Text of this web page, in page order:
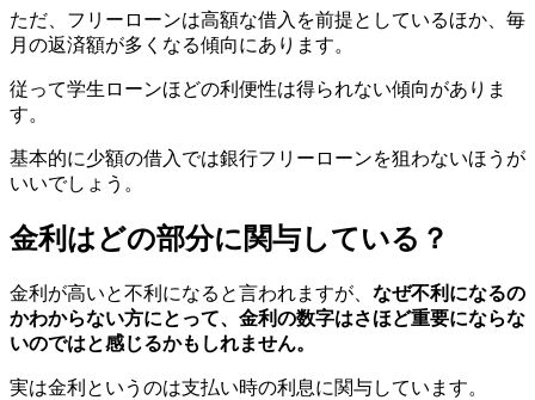
ただ、フリーローンは高額な借入を前提としているほか、毎
月の返済額が多くなる傾向にあります。
従って学生ローンほどの利便性は得られない傾向がありま
す。
基本的に少額の借入では銀行フリーローンを狙わないほうが
いいでしょう。
金利はどの部分に関与している？
金利が高いと不利になると言われますが、 なぜ不利になるの
かわからない方にとって、金利の数字はさほど重要にならな
いのではと感じるかもしれません。
実は金利というのは支払い時の利息に関与しています。